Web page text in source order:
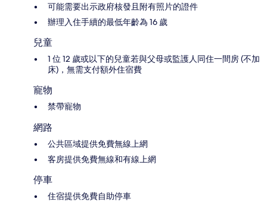
可能需要出示政府核發且附有照片的證件
辦理入住手續的最低年齡為 16 歲
兒童
1 位 12 歲或以下的兒童若與父母或監護人同住一間房 (不加
床)，無需支付額外住宿費
寵物
禁帶寵物
網路
公共區域提供免費無線上網
客房提供免費無線和有線上網
停車
住宿提供免費自助停車